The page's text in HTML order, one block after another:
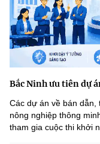
Bắc Ninh ưu tiên dự
Các dự án về bán dẫn,
nông nghiệp thông
tham gia cuộc thi khởi